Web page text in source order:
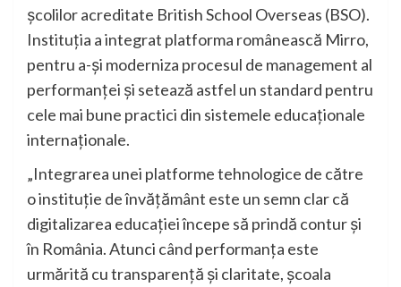
școlilor acreditate British School Overseas (BSO).
Instituția a integrat platforma românească Mirro,
pentru a-și moderniza procesul de management al
performanței și setează astfel un standard pentru
cele mai bune practici din sistemele educaționale
internaționale.
„Integrarea unei platforme tehnologice de către
o instituție de învățământ este un semn clar că
digitalizarea educației începe să prindă contur și
în România. Atunci când performanța este
urmărită cu transparență și claritate, școala